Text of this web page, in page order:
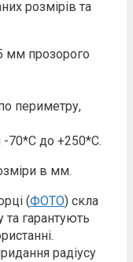
розмірів та
мм прозорого
периметру,
-70*С до +250*С.
в мм.
(ФОТО) скла
та гарантують
радіусу